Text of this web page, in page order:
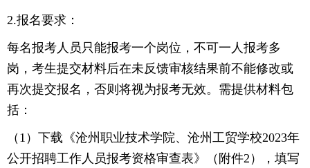
2.报名要求：
每名报考人员只能报考一个岗位，不可一人报考多
岗，考生提交材料后在未反馈审核结果前不能修改或
再次提交报名，否则将视为报考无效。需提供材料包
括：
（1）下载《沧州职业技术学院、沧州工贸学校2023年
公开招聘工作人员报考资格审查表》（附件2），填写